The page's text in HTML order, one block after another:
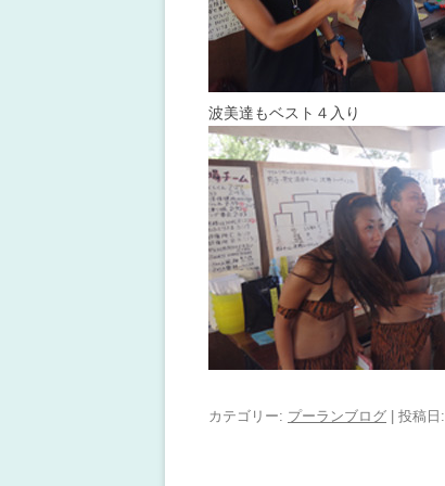
波美達もベスト４入り
カテゴリー: プーランブログ | 投稿日: